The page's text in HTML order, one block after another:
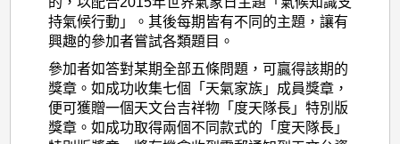
持氣候行動」。其後每期皆有不同的主題，讓有
興趣的參加者嘗試各類題目。
參加者如答對某期全部五條問題，可贏得該期的
獎章。如成功收集七個「天氣家族」成員獎章，
便可獲贈一個天文台吉祥物「度天隊長」特別版
獎章。如成功取得兩個不同款式的「度天隊長」